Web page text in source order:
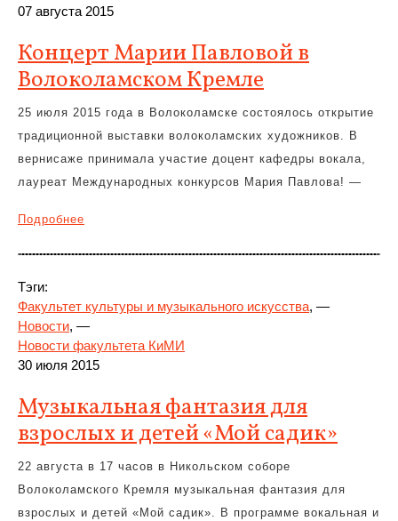
07 августа 2015
Концерт Марии Павловой в
Волоколамском Кремле
25 июля 2015 года в Волоколамске состоялось открытие
традиционной выставки волоколамских художников. В
вернисаже принимала участие доцент кафедры вокала,
лауреат Международных конкурсов Мария Павлова! —
Подробнее
Тэги:
Факультет культуры и музыкального искусства, —
Новости, —
Новости факультета КиМИ
30 июля 2015
Музыкальная фантазия для
взрослых и детей «Мой садик»
22 августа в 17 часов в Никольском соборе
Волоколамского Кремля музыкальная фантазия для
взрослых и детей «Мой садик». В программе вокальная и